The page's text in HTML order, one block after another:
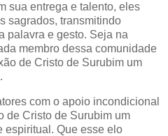
sua entrega e talento, eles
sagrados, transmitindo
palavra e gesto. Seja na
membro dessa comunidade
de Cristo de Surubim um
com o apoio incondicional
de Cristo de Surubim um
espiritual. Que esse elo